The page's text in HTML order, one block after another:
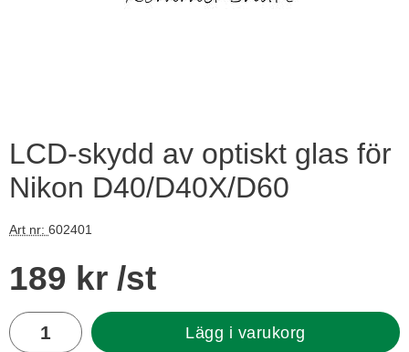
LCD-skydd av optiskt glas för
Nikon D40/D40X/D60
Art nr: 602401
pris
189 kr /st
antal
Lägg i varukorg